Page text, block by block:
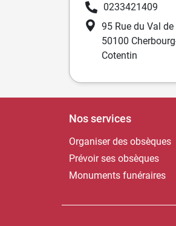
0233421409
95 Rue du Val de
50100
Cotentin
Nos services
Organiser des obsèques
Prévoir ses obsèques
Monuments funéraires